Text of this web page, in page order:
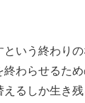
いう終わり
わらせるた
えるしか生き